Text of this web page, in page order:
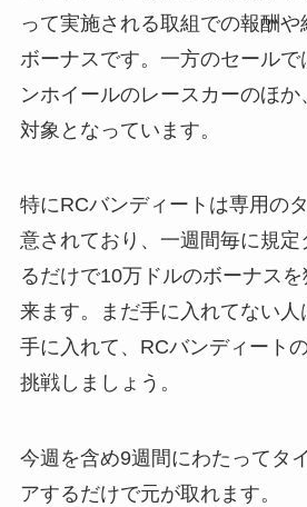
って実施される取組での報酬や
ボーナスです。一方のセール
ンホイールのレースカーのほか
対象となっています。
特にRCバンディートは専用の
意されており、一週間毎に規定
るだけで10万ドルのボーナス
来ます。まだ手に入れてない人
手に入れて、RCバンディート
挑戦しましょう。
今週を含め9週間にわたってタ
アするだけで元が取れます。